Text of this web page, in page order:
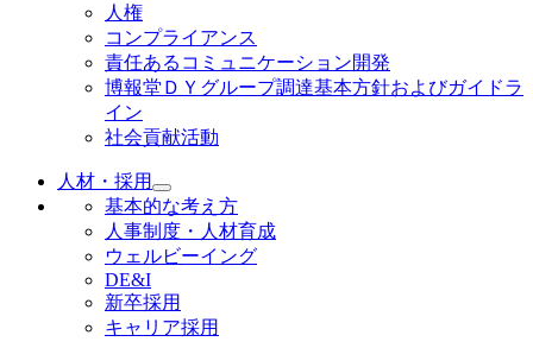
人権
コンプライアンス
責任あるコミュニケーション開発
博報堂ＤＹグループ調達基本方針およびガイドラ
イン
社会貢献活動
人材・採用
基本的な考え方
人事制度・人材育成
ウェルビーイング
DE&I
新卒採用
キャリア採用